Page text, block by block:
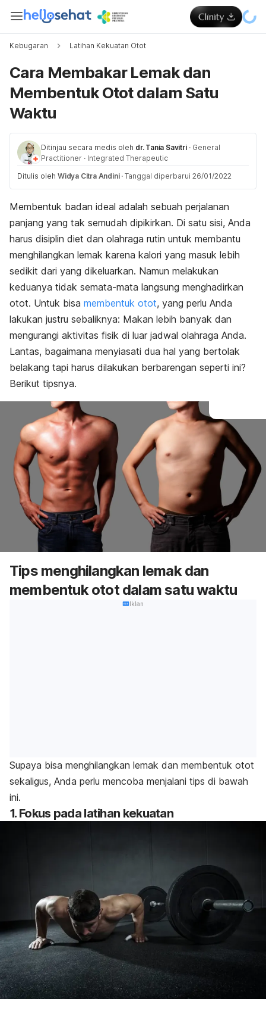
Kebugaran Latihan Kekuatan Otot
Cara Membakar Lemak dan
Membentuk Otot dalam Satu
Waktu
Ditinjau secara medis oleh dr. Tania Savitri · General
Practitioner · Integrated Therapeutic
Ditulis oleh Widya Citra Andini · Tanggal diperbarui 26/01/2022
Membentuk badan ideal adalah sebuah perjalanan
panjang yang tak semudah dipikirkan. Di satu sisi, Anda
harus disiplin diet dan olahraga rutin untuk membantu
menghilangkan lemak karena kalori yang masuk lebih
sedikit dari yang dikeluarkan. Namun melakukan
keduanya tidak semata-mata langsung menghadirkan
otot. Untuk bisa membentuk otot, yang perlu Anda
lakukan justru sebaliknya: Makan lebih banyak dan
mengurangi aktivitas fisik di luar jadwal olahraga Anda.
Lantas, bagaimana menyiasati dua hal yang bertolak
belakang tapi harus dilakukan berbarengan seperti ini?
Berikut tipsnya.
Tips menghilangkan lemak dan
membentuk otot dalam satu waktu
Iklan
Supaya bisa menghilangkan lemak dan membentuk otot
sekaligus, Anda perlu mencoba menjalani tips di bawah
ini.
1. Fokus pada latihan kekuatan